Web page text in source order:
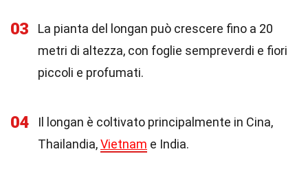
03
La pianta del longan può crescere fino a 20
metri di altezza, con foglie sempreverdi e fiori
piccoli e profumati.
04
Il longan è coltivato principalmente in Cina,
Thailandia,Vietnam e India.